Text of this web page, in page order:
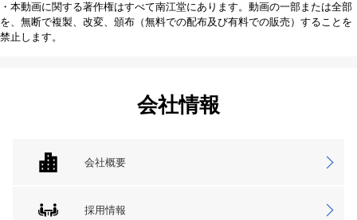
・本動画に関する著作権はすべて南江堂にあります。動画の一部または全部
を、無断で複製、改変、頒布（無料での配布及び有料での販売）することを
禁止します。
会社情報
会社概要
採用情報